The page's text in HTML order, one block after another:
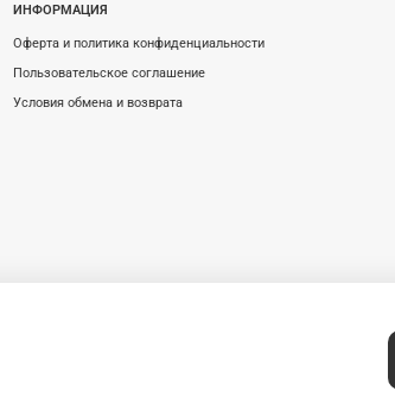
ИНФОРМАЦИЯ
Оферта и политика конфиденциальности
Пользовательское соглашение
Условия обмена и возврата